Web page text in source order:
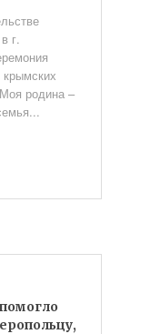
г.
крымских
родина –